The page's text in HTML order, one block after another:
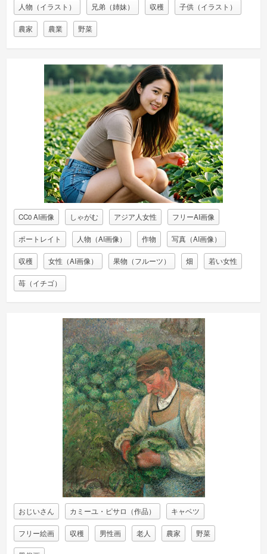
人物（イラスト） 兄弟（姉妹） 収穫 子供（イラスト）
農家 農業 野菜
CC0 AI画像 しゃがむ アジア人女性 フリーAI画像
ポートレイト 人物（AI画像） 作物 写真（AI画像）
収穫 女性（AI画像） 果物（フルーツ） 畑 若い女性
苺（イチゴ）
おじいさん カミーユ・ピサロ（作品） キャベツ
フリー絵画 収穫 男性画 老人 農家 野菜